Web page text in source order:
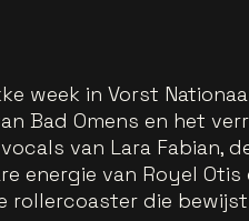
week in Vorst
Bad Omens en het
van Lara Fabian,
energie van Royel
rollercoaster die